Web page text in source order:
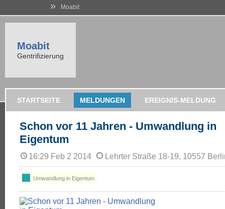
» Moabit
Moabit
Gentrifizierung
STARTSEITE MELDUNGEN EREIGNIS-MELDUNG
Schon vor 11 Jahren - Umwandlung in
Eigentum
16:29 Feb 2 2014 Lehrter Straße 18-19, 10557
Umwandlung in Eigentum